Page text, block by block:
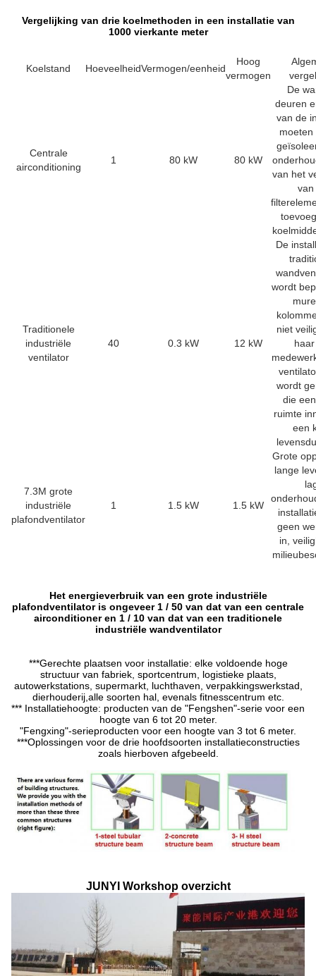
Vergelijking van drie koelmethoden in een installatie van
1000 vierkante meter
Koelstand HoeveelheidVermogen/eenheid
Hoog
vermogen
Centrale
airconditioning
1 80 kW 80 kW
De
deuren
van de
moeten
van het
van
Traditionele
industriële
ventilator
40 0.3 kW 12 kW
De
wordt
niet
wordt
die
ruimte
een
7.3M grote
industriële
plafondventilator
1 1.5 kW 1.5 kW
Grote
lange
geen
in,
Het energieverbruik van een grote industriële
plafondventilator is ongeveer 1 / 50 van dat van een centrale
airconditioner en 1 / 10 van dat van een traditionele
industriële wandventilator
***Gerechte plaatsen voor installatie: elke voldoende hoge
structuur van fabriek, sportcentrum, logistieke plaats,
autowerkstations, supermarkt, luchthaven, verpakkingswerkstad,
dierhouderij,alle soorten hal, evenals fitnesscentrum etc.
*** Installatiehoogte: producten van de "Fengshen"-serie voor een
hoogte van 6 tot 20 meter.
"Fengxing"-serieproducten voor een hoogte van 3 tot 6 meter.
***Oplossingen voor de drie hoofdsoorten installatieconstructies
zoals hierboven afgebeeld.
JUNYI Workshop overzicht